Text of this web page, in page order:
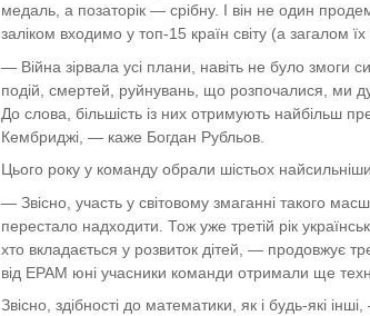
медаль, а позаторік — срібну. І він не один
заліком входимо у топ-15 країн світу (а загалом
— Війна зірвала усі плани, навіть не було змоги
подій, смертей, руйнувань, що розпочалися, ми
До слова, більшість із них отримують найбільш
Кембриджі, — каже Богдан Рубльов.
Цього року у команду обрали шістьох
— Звісно, участь у світовому змаганні такого
перестало надходити. Тож уже третій рік
хто вкладається у розвиток дітей, — продовжує
від EPAM юні учасники команди отримали ще
Звісно, здібності до математики, як і будь-які